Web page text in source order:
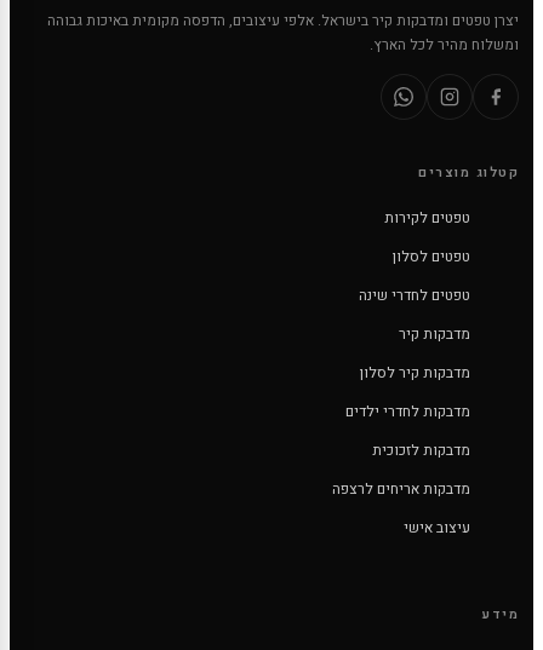
יצרן טפטים ומדבקות קיר בישראל. אלפי עיצובים, הדפסה מקומית באיכות גבוהה
ומשלוח מהיר לכל הארץ.
קטלוג מוצרים
טפטים לקירות
טפטים לסלון
טפטים לחדרי שינה
מדבקות קיר
מדבקות קיר לסלון
מדבקות לחדרי ילדים
מדבקות לזכוכית
מדבקות אריחים לרצפה
עיצוב אישי
מידע